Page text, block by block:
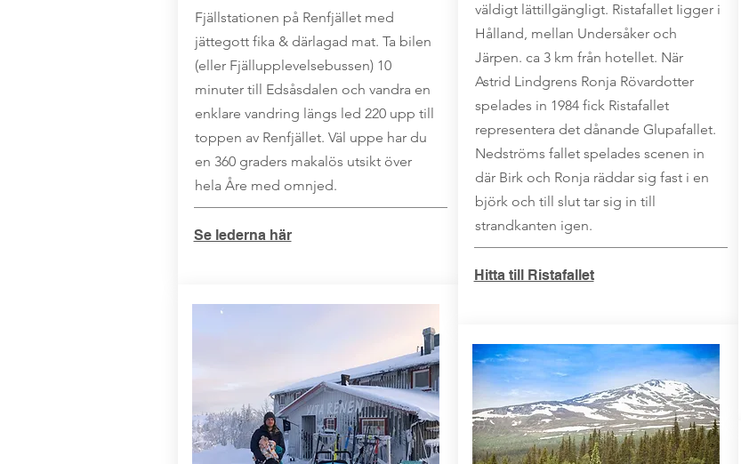
Fjällstationen på Renfjället med
jättegott fika & därlagad mat. Ta bilen
(eller Fjällupplevelsebussen) 10
minuter till Edsåsdalen och vandra en
enklare vandring längs led 220 upp till
toppen av Renfjället. Väl uppe har du
en 360 graders makalös utsikt över
hela Åre med omnjed.
Se lederna här
väldigt lättillgängligt. Ristafallet Iigger i
Hålland, mellan Undersåker och
Järpen. ca 3 km från hotellet. När
Astrid Lindgrens Ronja Rövardotter
spelades in 1984 fick Ristafallet
representera det dånande Glupafallet.
Nedströms fallet spelades scenen in
där Birk och Ronja räddar sig fast i en
björk och till slut tar sig in till
strandkanten igen.
Hitta till Ristafallet